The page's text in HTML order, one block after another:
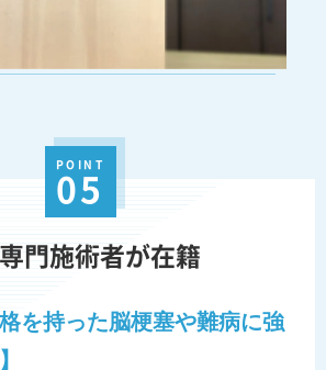
POINT
05
門施術者が在籍
を持った脳梗塞や難病に強